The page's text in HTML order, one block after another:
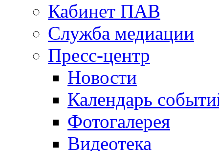
Кабинет ПАВ
Служба медиации
Пресс-центр
Новости
Календарь
Фотогалерея
Видеотека